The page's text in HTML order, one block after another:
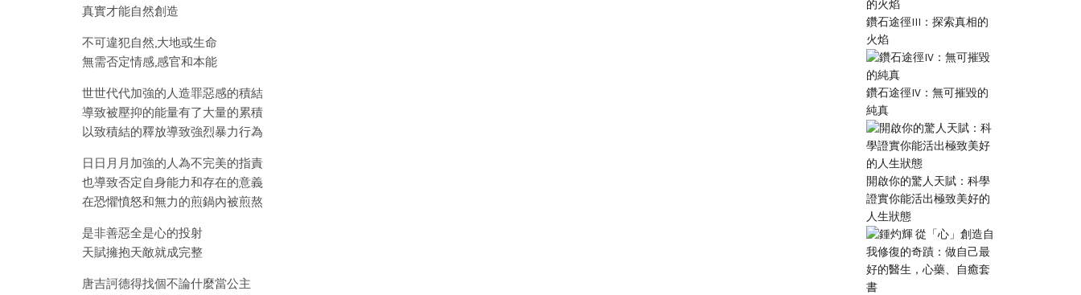
真實才能自然創造
不可違犯自然,大地或生命
無需否定情感,感官和本能
世世代代加強的人造罪惡感的積結
導致被壓抑的能量有了大量的累積
以致積結的釋放導致強烈暴力行為
日日月月加強的人為不完美的指責
也導致否定自身能力和存在的意義
在恐懼憤怒和無力的煎鍋內被煎熬
是非善惡全是心的投射
天賦擁抱天敵就成完整
唐吉訶德得找個不論什麼當公主
鑽石途徑III：探索真相的
火焰
鑽石途徑IV：無可摧毀的
純真
開啟你的驚人天賦：科學
證實你能活出極致美好的
人生狀態